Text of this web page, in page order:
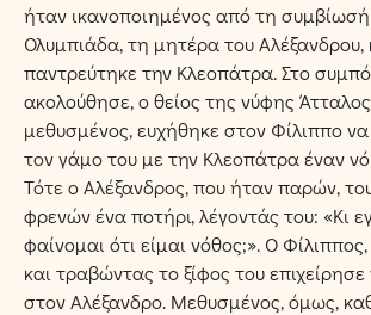
ήταν ικανοποιηµένος από τη
Ολυµπιάδα, τη µητέρα του Αλέξανδρου,
παντρεύτηκε την Κλεοπάτρα. Στο
ακολούθησε, ο θείος της νύφης
µεθυσµένος, ευχήθηκε στον Φίλιππο
τον γάµο του µε την Κλεοπάτρα έναν
Τότε ο Αλέξανδρος, που ήταν παρών,
φρενών ένα ποτήρι, λέγοντάς του: «Κι
φαίνοµαι ότι είµαι νόθος;». Ο
και τραβώντας το ξίφος του επιχείρησε
στον Αλέξανδρο. Μεθυσµένος, όµως,